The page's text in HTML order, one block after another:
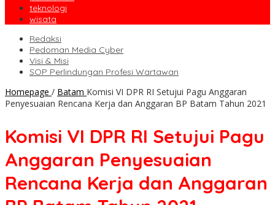
teknologi
wisata
Redaksi
Pedoman Media Cyber
Visi & Misi
SOP Perlindungan Profesi Wartawan
Homepage / Batam Komisi VI DPR RI Setujui Pagu Anggaran
Penyesuaian Rencana Kerja dan Anggaran BP Batam Tahun 2021
Komisi VI DPR RI Setujui Pagu
Anggaran Penyesuaian
Rencana Kerja dan Anggaran